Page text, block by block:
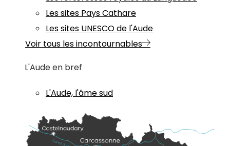
Les sites Pays Cathare
Les sites UNESCO de l'Aude
Voir tous les incontournables
L'Aude en bref
L'Aude, l'âme sud